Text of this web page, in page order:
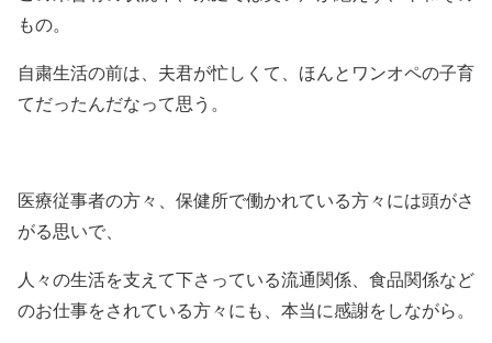
もの。
自粛生活の前は、夫君が忙しくて、ほんとワンオペの子育
てだったんだなって思う。
医療従事者の方々、保健所で働かれている方々には頭がさ
がる思いで、
人々の生活を支えて下さっている流通関係、食品関係など
のお仕事をされている方々にも、本当に感謝をしながら。